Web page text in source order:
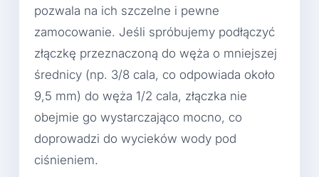
pozwala na ich szczelne i pewne
zamocowanie. Jeśli spróbujemy podłączyć
złączkę przeznaczoną do węża o mniejszej
średnicy (np. 3/8 cala, co odpowiada około
9,5 mm) do węża 1/2 cala, złączka nie
obejmie go wystarczająco mocno, co
doprowadzi do wycieków wody pod
ciśnieniem.